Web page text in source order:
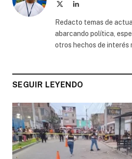
LinkedIn
Redacto temas de
abarcando política,
otros hechos de interés
SEGUIR LEYENDO